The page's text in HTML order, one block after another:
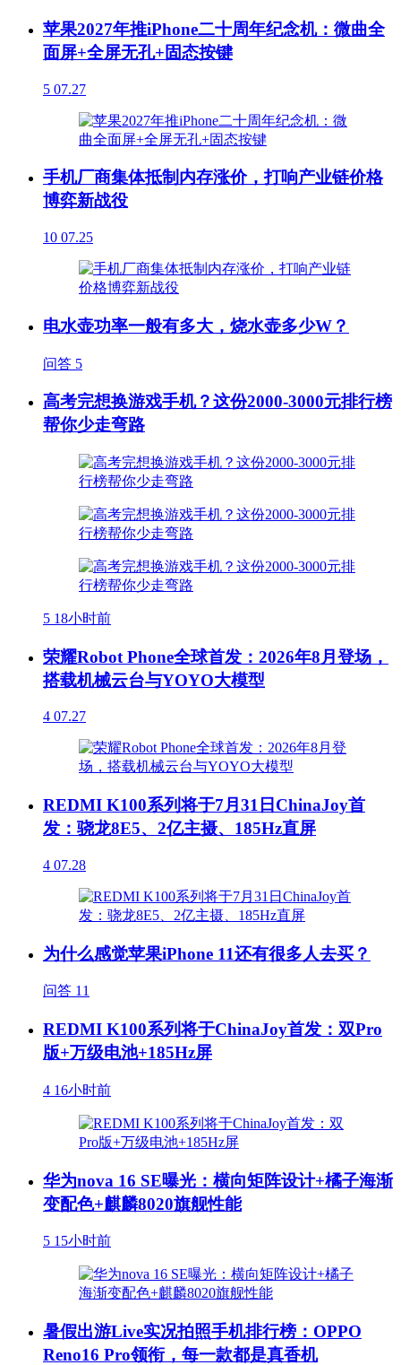
苹果2027年推iPhone二十周年纪念机：微曲全
面屏+全屏无孔+固态按键
5 07.27
手机厂商集体抵制内存涨价，打响产业链价格
博弈新战役
10 07.25
电水壶功率一般有多大，烧水壶多少W？
问答 5
高考完想换游戏手机？这份2000-3000元排行榜
帮你少走弯路
5 18小时前
荣耀Robot Phone全球首发：2026年8月登场，
搭载机械云台与YOYO大模型
4 07.27
REDMI K100系列将于7月31日ChinaJoy首
发：骁龙8E5、2亿主摄、185Hz直屏
4 07.28
为什么感觉苹果iPhone 11还有很多人去买？
问答 11
REDMI K100系列将于ChinaJoy首发：双Pro
版+万级电池+185Hz屏
4 16小时前
华为nova 16 SE曝光：横向矩阵设计+橘子海渐
变配色+麒麟8020旗舰性能
5 15小时前
暑假出游Live实况拍照手机排行榜：OPPO
Reno16 Pro领衔，每一款都是真香机